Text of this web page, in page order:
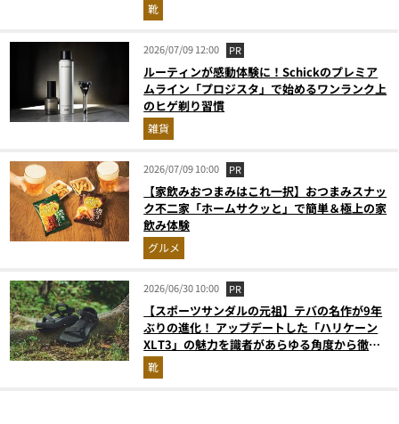
記事ランキングベスト3】（2026年6月版）
靴
2026/07/09 12:00 PR
ルーティンが感動体験に！Schickのプレミア
ムライン「プロジスタ」で始めるワンランク上
のヒゲ剃り習慣
雑貨
2026/07/09 10:00 PR
【家飲みおつまみはこれ一択】おつまみスナッ
ク不二家「ホームサクッと」で簡単＆極上の家
飲み体験
グルメ
2026/06/30 10:00 PR
【スポーツサンダルの元祖】テバの名作が9年
ぶりの進化！ アップデートした「ハリケーン
XLT3」の魅力を識者があらゆる角度から徹底
解説！
靴